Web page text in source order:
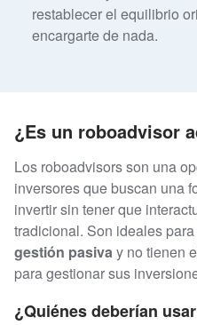
restablecer el equilibrio
encargarte de nada.
¿Es un roboadvisor
Los roboadvisors son una
inversores que buscan una
invertir sin tener que
tradicional. Son ideales
gestión pasivay no tienen
para gestionar sus
¿Quiénes deberían